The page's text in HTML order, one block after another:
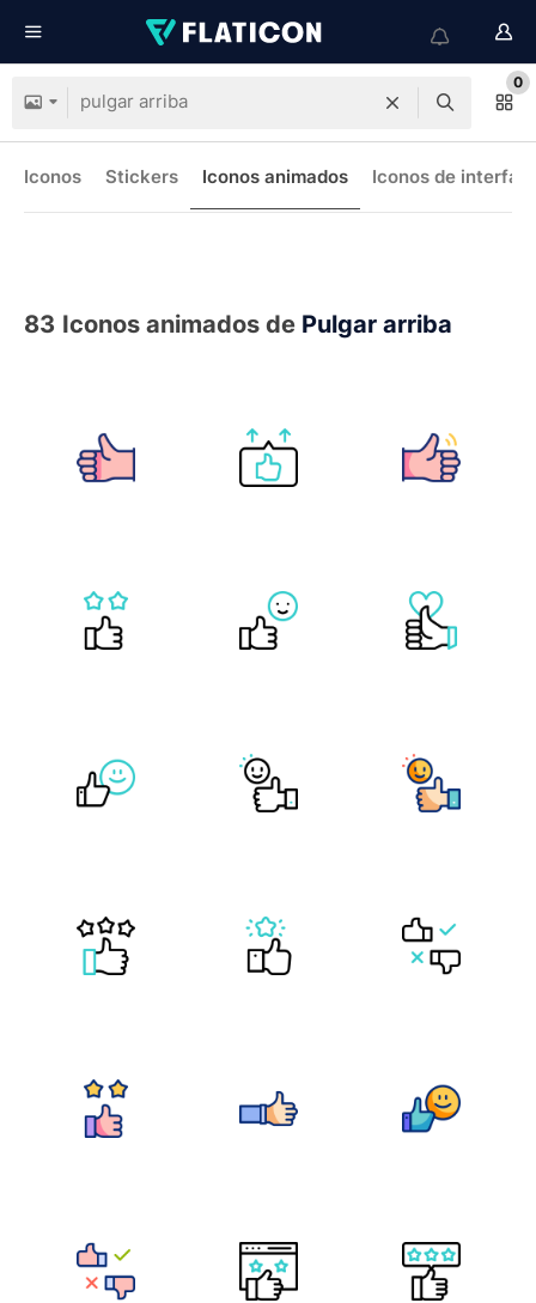
0
Iconos Stickers Iconos animados Iconos de interfaz
83 Iconos animados de Pulgar arriba